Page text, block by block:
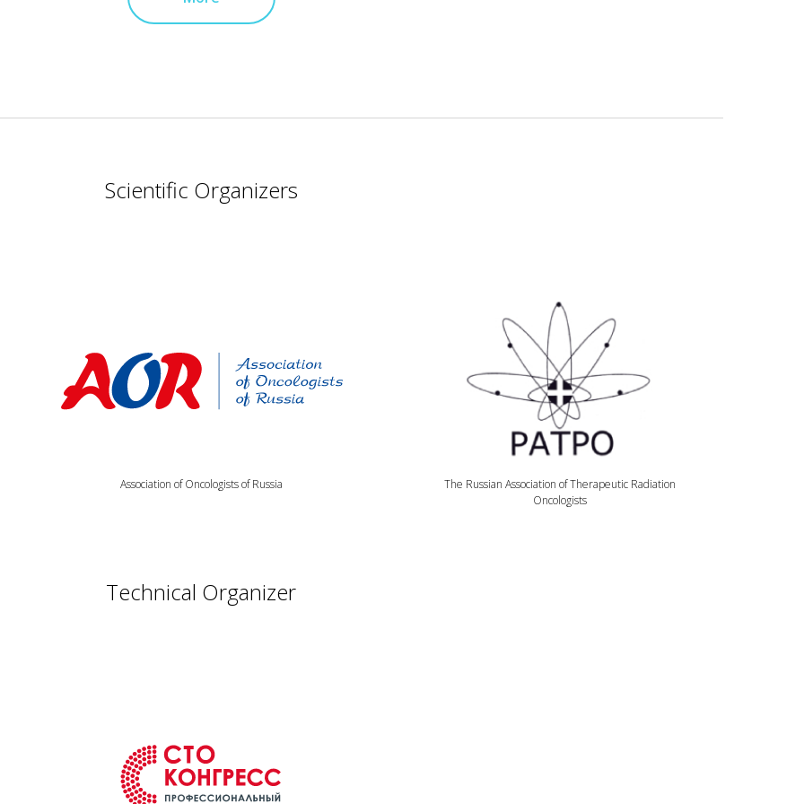
Химиотерапия и комбинированное химиолучевое
Ультразвуковая диагностика
Торакальная радиология
Эндоваскулярная хирургия в онкологии
Scientific Organizers
Association of Oncologists of Russia
The Russian Association of Therapeutic Radiation
Oncologists
Technical Organizer